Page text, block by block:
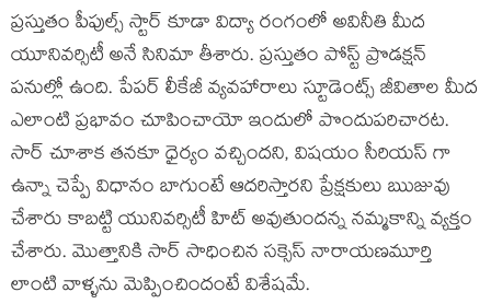
ప్రస్తుతం పీపుల్స్ స్టార్ కూడా విద్యా రంగంలో అవినీతి మీద
యూనివర్సిటీ అనే సినిమా తీశారు. ప్రస్తుతం పోస్ట్ ప్రొడక్షన్
పనుల్లో ఉంది. పేపర్ లీకేజీ వ్యవహారాలు స్టూడెంట్స్ జీవితాల మీద
ఎలాంటి ప్రభావం చూపించాయో ఇందులో పొందుపరిచారట.
సార్ చూశాక తనకూ ధైర్యం వచ్చిందని, విషయం సీరియస్ గా
ఉన్నా చెప్పే విధానం బాగుంటే ఆదరిస్తారని ప్రేక్షకులు ఋజువు
చేశారు కాబట్టి యునివర్సిటీ హిట్ అవుతుందన్న నమ్మకాన్ని వ్యక్తం
చేశారు. మొత్తానికి సార్ సాధించిన సక్సెస్ నారాయణమూర్తి
లాంటి వాళ్ళను మెప్పించిందంటే విశేషమే.